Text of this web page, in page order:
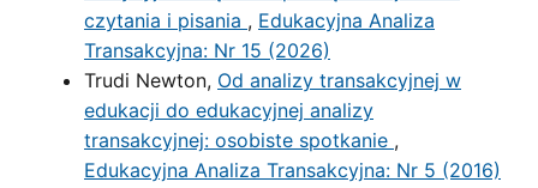
czytania i pisania , Edukacyjna Analiza
Transakcyjna: Nr 15 (2026)
Trudi Newton, Od analizy transakcyjnej w
edukacji do edukacyjnej analizy
transakcyjnej: osobiste spotkanie ,
Edukacyjna Analiza Transakcyjna: Nr 5 (2016)